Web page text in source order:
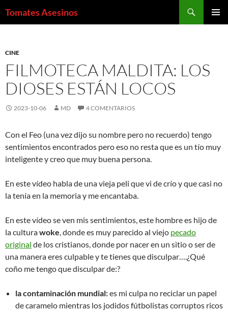
Tomates Asesinos
CINE
FILMOTECA MALDITA: LOS
DIOSES ESTÁN LOCOS
2023-10-06 MD 4 COMENTARIOS
Con el Feo (una vez dijo su nombre pero no recuerdo) tengo
sentimientos encontrados pero eso no resta que es un tío muy
inteligente y creo que muy buena persona.
En este vídeo habla de una vieja peli que vi de crío y que casi no
la tenía en la memoria y me encantaba.
En este vídeo se ven mis sentimientos, este hombre es hijo de
la culturawoke, donde es muy parecido al viejo pecado
original de los cristianos, donde por nacer en un sitio o ser de
una manera eres culpable y te tienes que disculpar….¿Qué
coño me tengo que disculpar de:?
la contaminación mundial:es mi culpa no reciclar un papel
de caramelo mientras los jodidos fútbolistas corruptos ricos